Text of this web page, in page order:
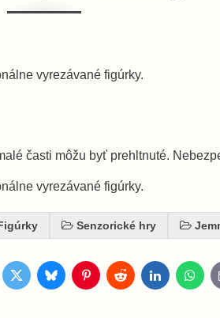
vyrezávané figúrky.
časti môžu byť prehltnuté.
vyrezávané figúrky.
Senzorické hry
TwitterBlueskyPinterestRedditLinkedIn